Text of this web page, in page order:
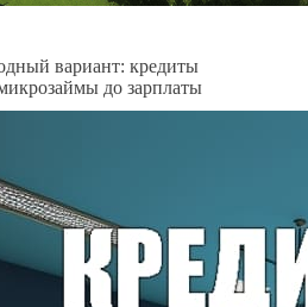
вариант: кредиты
до зарплаты